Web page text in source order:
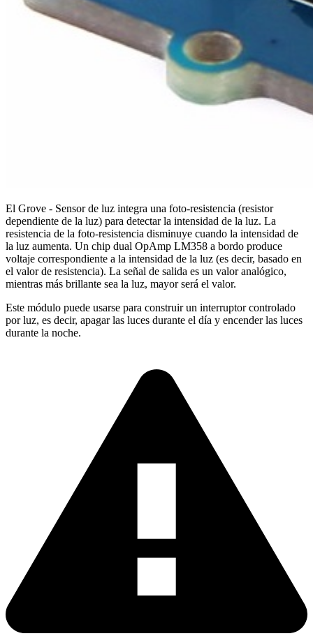
El Grove - Sensor de luz integra una foto-resistencia (resistor
dependiente de la luz) para detectar la intensidad de la luz. La
resistencia de la foto-resistencia disminuye cuando la intensidad de
la luz aumenta. Un chip dual OpAmp LM358 a bordo produce
voltaje correspondiente a la intensidad de la luz (es decir, basado en
el valor de resistencia). La señal de salida es un valor analógico,
mientras más brillante sea la luz, mayor será el valor.
Este módulo puede usarse para construir un interruptor controlado
por luz, es decir, apagar las luces durante el día y encender las luces
durante la noche.